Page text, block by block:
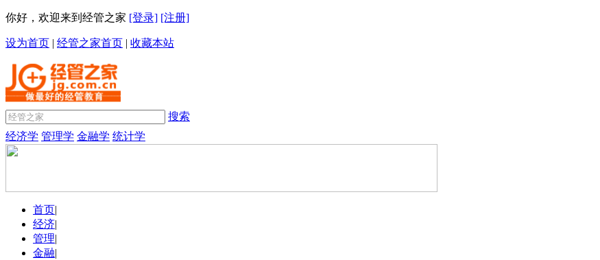
你好，欢迎来到经管之家 [登录] [注册]
设为首页 | 经管之家首页 | 收藏本站
搜索
经济学 管理学 金融学 统计学
首页|
经济|
管理|
金融|